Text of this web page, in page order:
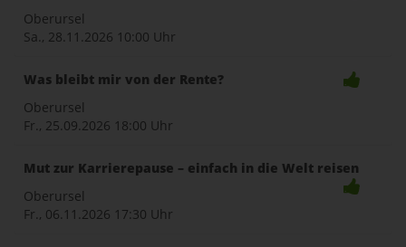
Oberursel
Sa., 28.11.2026 10:00 Uhr
Was bleibt mir von der Rente?
Oberursel
Fr., 25.09.2026 18:00 Uhr
Mut zur Karrierepause – einfach in die Welt reisen
Oberursel
Fr., 06.11.2026 17:30 Uhr